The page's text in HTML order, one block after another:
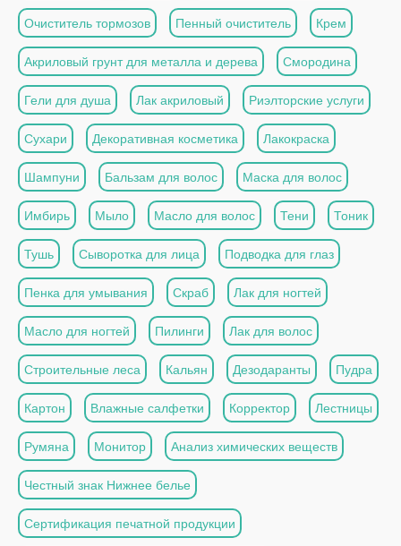
Очиститель тормозов Пенный очиститель Крем
Акриловый грунт для металла и дерева Смородина
Гели для душа Лак акриловый Риэлторские услуги
Сухари Декоративная косметика Лакокраска
Шампуни Бальзам для волос Маска для волос
Имбирь Мыло Масло для волос Тени Тоник
Тушь Сыворотка для лица Подводка для глаз
Пенка для умывания Скраб Лак для ногтей
Масло для ногтей Пилинги Лак для волос
Строительные леса Кальян Дезодаранты Пудра
Картон Влажные салфетки Корректор Лестницы
Румяна Монитор Анализ химических веществ
Честный знак Нижнее белье
Сертификация печатной продукции